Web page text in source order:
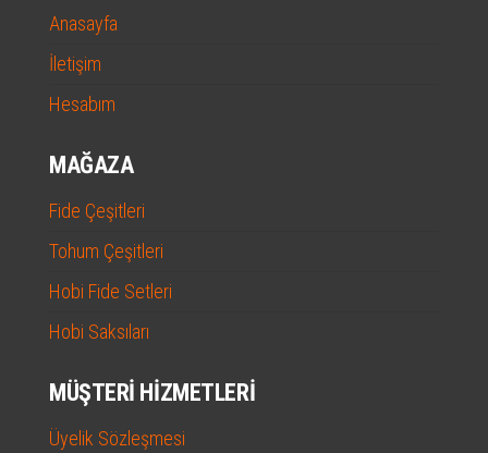
Anasayfa
İletişim
Hesabım
MAĞAZA
Fide Çeşitleri
Tohum Çeşitleri
Hobi Fide Setleri
Hobi Saksıları
MÜŞTERI HIZMETLERI
Üyelik Sözleşmesi